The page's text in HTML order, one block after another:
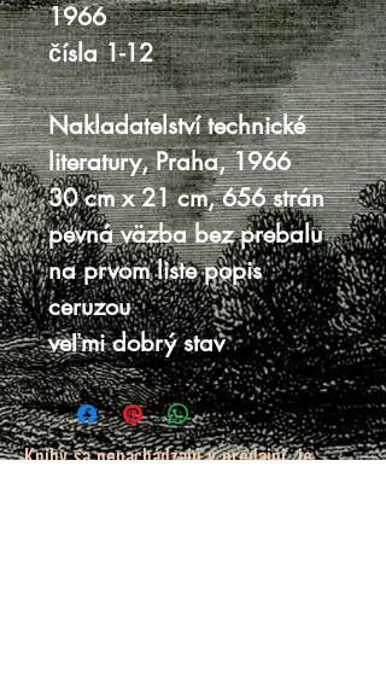
1966
čísla 1-12
Nakladatelství technické
literatury, Praha, 1966
30 cm x 21 cm, 656 strán
pevná väzba bez prebalu
na prvom liste popis
ceruzou
veľmi dobrý stav
Knihy sa nenachádzajú v predajni, je